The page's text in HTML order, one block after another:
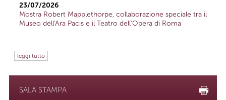
23/07/2026
Mostra Robert Mapplethorpe, collaborazione speciale tra il
Museo dell'Ara Pacis e il Teatro dell'Opera di Roma
leggi tutto
SALA STAMPA